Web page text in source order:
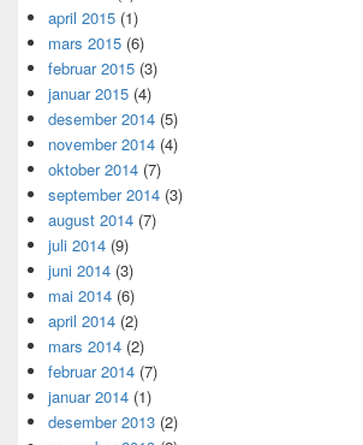
april 2015 (1)
mars 2015 (6)
februar 2015 (3)
januar 2015 (4)
desember 2014 (5)
november 2014 (4)
oktober 2014 (7)
september 2014 (3)
august 2014 (7)
juli 2014 (9)
juni 2014 (3)
mai 2014 (6)
april 2014 (2)
mars 2014 (2)
februar 2014 (7)
januar 2014 (1)
desember 2013 (2)